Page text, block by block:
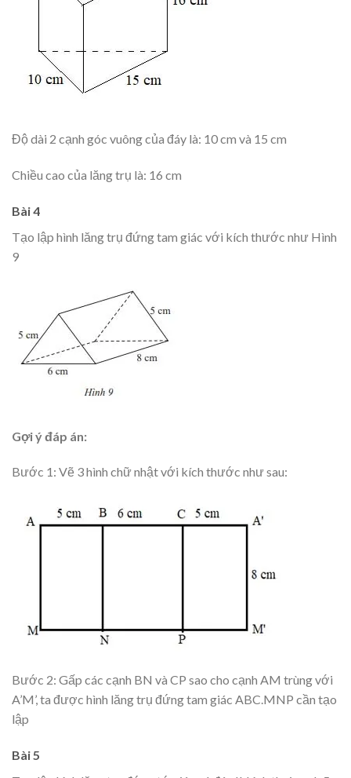
Độ dài 2 cạnh góc vuông của đáy là: 10 cm và 15 cm
Chiều cao của lăng trụ là: 16 cm
Bài 4
Tạo lập hình lăng trụ đứng tam giác với kích thước như Hình
9
Gợi ý đáp án:
Bước 1: Vẽ 3 hình chữ nhật với kích thước như sau:
Bước 2: Gấp các cạnh BN và CP sao cho cạnh AM trùng với
A’M’, ta được hình lăng trụ đứng tam giác ABC.MNP cần tạo
lập
Bài 5